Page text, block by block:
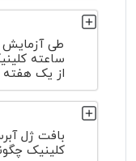
از یک
کلینیک